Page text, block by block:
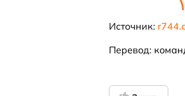
Источник:
Перевод: